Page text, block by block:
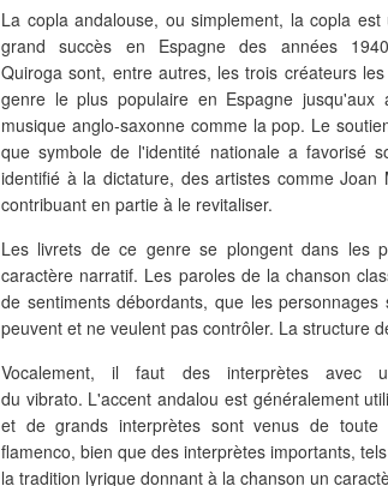
La copla andalouse, ou simplement, la copla
grand succès en Espagne des années
Quiroga sont, entre autres, les trois créateurs
genre le plus populaire en Espagne
musique anglo-saxonne comme la pop. Le
que symbole de l'identité nationale a favorisé
identifié à la dictature, des artistes comme
contribuant en partie à le revitaliser.
Les livrets de ce genre se plongent dans les
caractère narratif. Les paroles de la chanson
de sentiments débordants, que les
peuvent et ne veulent pas contrôler. La structure
Vocalement, il faut des interprètes avec
du vibrato. L'accent andalou est généralement
et de grands interprètes sont venus de
flamenco, bien que des interprètes importants,
la tradition lyrique donnant à la chanson un